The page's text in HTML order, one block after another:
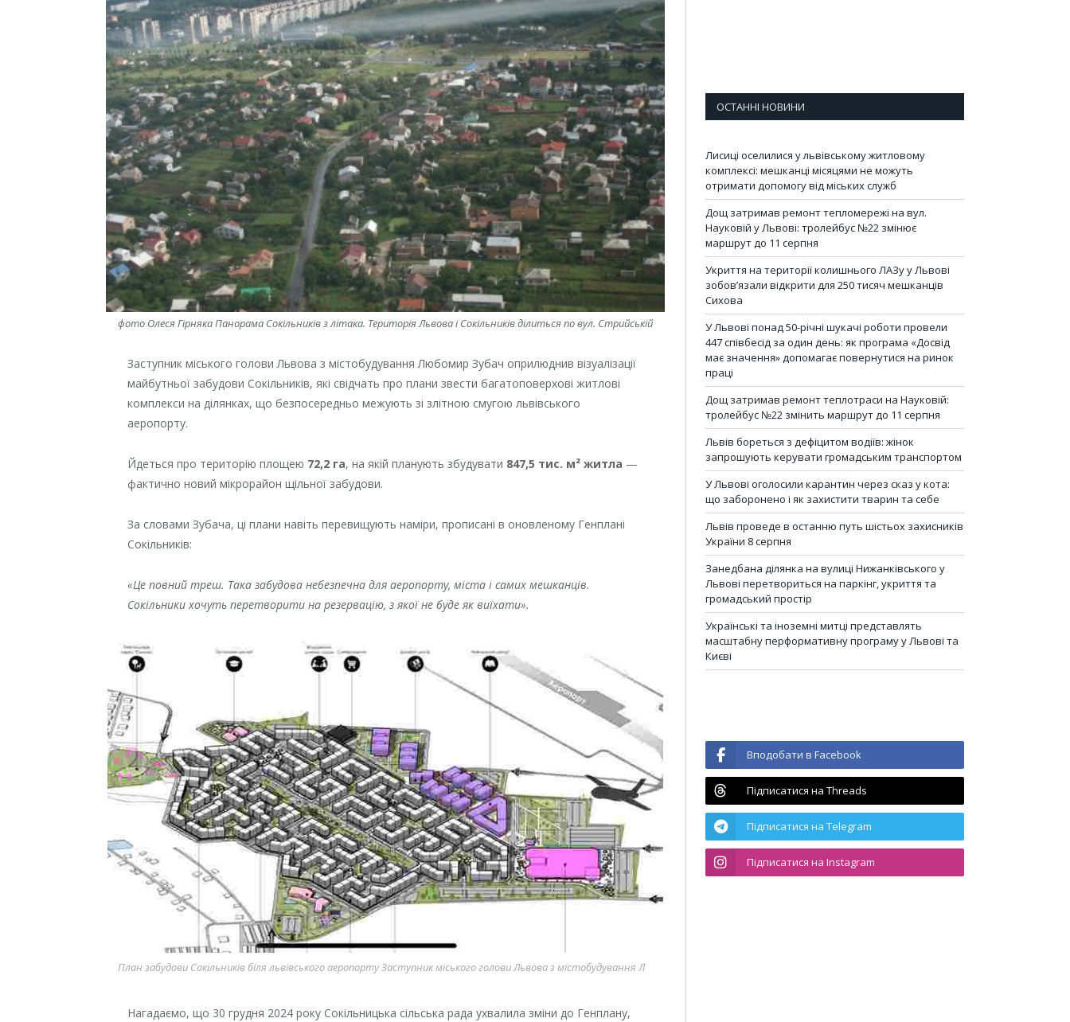
фото Олеся Гірняка Панорама Сокільників з літака. Територія Львова і Сокільників ділиться по вул. Стрийській
Заступник міського голови Львова з містобудування Любомир Зубач оприлюднив візуалізації
майбутньої забудови Сокільників, які свідчать про плани звести багатоповерхові житлові
комплекси на ділянках, що безпосередньо межують зі злітною смугою львівського
аеропорту.
Йдеться про територію площею 72,2 га, на якій планують збудувати 847,5 тис. м² житла —
фактично новий мікрорайон щільної забудови.
За словами Зубача, ці плани навіть перевищують наміри, прописані в оновленому Генплані
Сокільників:
«Це повний треш. Така забудова небезпечна для аеропорту, міста і самих мешканців.
Сокільники хочуть перетворити на резервацію, з якої не буде як виїхати».
План забудови Сокільників біля львівського аеропорту Заступник міського голови Львова з містобудування Л
Нагадаємо, що 30 грудня 2024 року Сокільницька сільська рада ухвалила зміни до Генплану,
ОСТАННІ НОВИНИ
Лисиці оселилися у львівському житловому
комплексі: мешканці місяцями не можуть
отримати допомогу від міських служб
Дощ затримав ремонт тепломережі на вул.
Науковій у Львові: тролейбус №22 змінює
маршрут до 11 серпня
Укриття на території колишнього ЛАЗу у Львові
зобов’язали відкрити для 250 тисяч мешканців
Сихова
У Львові понад 50-річні шукачі роботи провели
447 співбесід за один день: як програма «Досвід
має значення» допомагає повернутися на ринок
праці
Дощ затримав ремонт теплотраси на Науковій:
тролейбус №22 змінить маршрут до 11 серпня
Львів бореться з дефіцитом водіїв: жінок
запрошують керувати громадським транспортом
У Львові оголосили карантин через сказ у кота:
що заборонено і як захистити тварин та себе
Львів проведе в останню путь шістьох захисників
України 8 серпня
Занедбана ділянка на вулиці Нижанківського у
Львові перетвориться на паркінг, укриття та
громадський простір
Українські та іноземні митці представлять
масштабну перформативну програму у Львові та
Києві
Вподобати в Facebook
Підписатися на Threads
Підписатися на Telegram
Підписатися на Instagram